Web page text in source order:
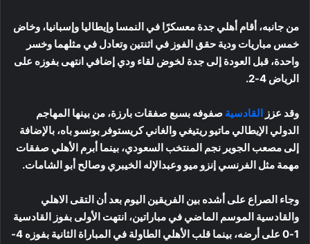
من جانبه، أقام أهلي جدة معسكرًا في النمسا وإيطاليا وإسبانيا، وخاض
خمس مباريات ودية حقق الفوز في اثنتين وتعادل في مثلهما وخسر
واحدة، قبل العودة إلى جدة لخوض لقاء ودي إضافي انتهى بفوزه على
الرياض 4-2.
وقد عزز القادسية صفوفه بسبع صفقات بارزة، من بينها المهاجم
الدولي الإيطالي ماتيو ريتيغي والغاني كريستوفر بونسو باه، بالإضافة
إلى مصعب الجوير نجم المنتخب السعودي، بينما أبرم الأهلي صفقات
مهمة مثل الفرنسي إنزو ميو وعبدالإله الخيبري وصالح أبو الشامات.
وجاء الصراع على أشده بين الفريقين اليوم بعد أن التقى الاهلي
والقادسية الموسم الماضي في مباراتين، انتهت الأولى بفوز القادسية
1-0 على أرضه، بينما قلب الأهلي الطاولة في المباراة الثانية بفوزه 4-